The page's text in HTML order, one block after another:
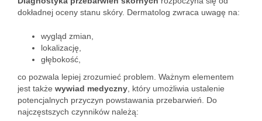
dokładnej oceny stanu skóry. Dermatolog zwraca uwagę na:
wygląd zmian,
lokalizację,
głębokość,
co pozwala lepiej zrozumieć problem. Ważnym elementem
jest także wywiad medyczny , który umożliwia ustalenie
potencjalnych przyczyn powstawania przebarwień. Do
najczęstszych czynników należą: